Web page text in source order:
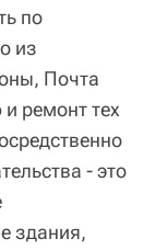
по
из
Почта
ремонт тех
- это
здания,